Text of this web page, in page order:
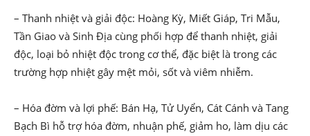
– Thanh nhiệt và giải độc: Hoàng Kỳ, Miết Giáp, Tri Mẫu,
Tần Giao và Sinh Địa cùng phối hợp để thanh nhiệt, giải
độc, loại bỏ nhiệt độc trong cơ thể, đặc biệt là trong các
trường hợp nhiệt gây mệt mỏi, sốt và viêm nhiễm.
– Hóa đờm và lợi phế: Bán Hạ, Tử Uyển, Cát Cánh và Tang
Bạch Bì hỗ trợ hóa đờm, nhuận phế, giảm ho, làm dịu các